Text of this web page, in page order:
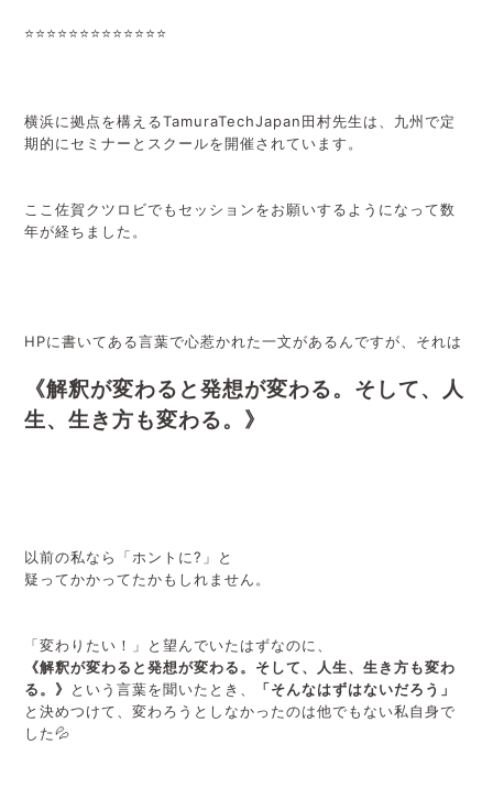
分との出会いをお楽しみ下さ
⭐⭐⭐⭐⭐⭐⭐⭐⭐⭐⭐⭐⭐
横浜に拠点を構えるTamuraTechJapan田村先生は、九州で定
期的にセミナーとスクールを開催されています。
ここ佐賀クツロビでもセッションをお願いするようになって数
年が経ちました。
HPに書いてある言葉で心惹かれた一文があるんですが、それは
《解釈が変わると発想が変わる。そして、人
生、生き方も変わる。》
以前の私なら「ホントに?」と
疑ってかかってたかもしれません。
「変わりたい！」と望んでいたはずなのに、
《解釈が変わると発想が変わる。そして、人生、生き方も変わ
る。》
という言葉を聞いたとき、
「そんなはずはないだろう」
と決めつけて、変わろうとしなかったのは他でもない私自身で
した💦